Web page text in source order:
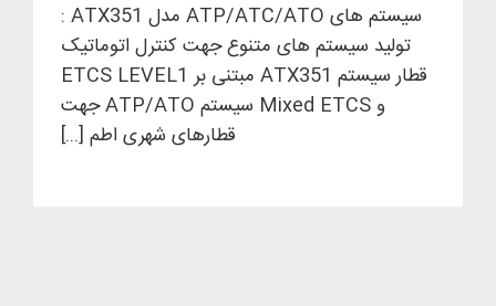
سیستم های ATP/ATC/ATO مدل ATX351 :
تولید سیستم های متنوع جهت کنترل اتوماتیک
قطار سیستم ATX351 مبتنی بر ETCS LEVEL1
و Mixed ETCS سیستم ATP/ATO جهت
قطارهای شهری اطم [...]